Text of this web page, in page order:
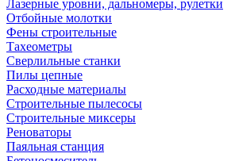
Лазерные уровни, дальномеры, рулетки
Отбойные молотки
Фены строительные
Тахеометры
Сверлильные станки
Пилы цепные
Расходные материалы
Строительные пылесосы
Строительные миксеры
Реноваторы
Паяльная станция